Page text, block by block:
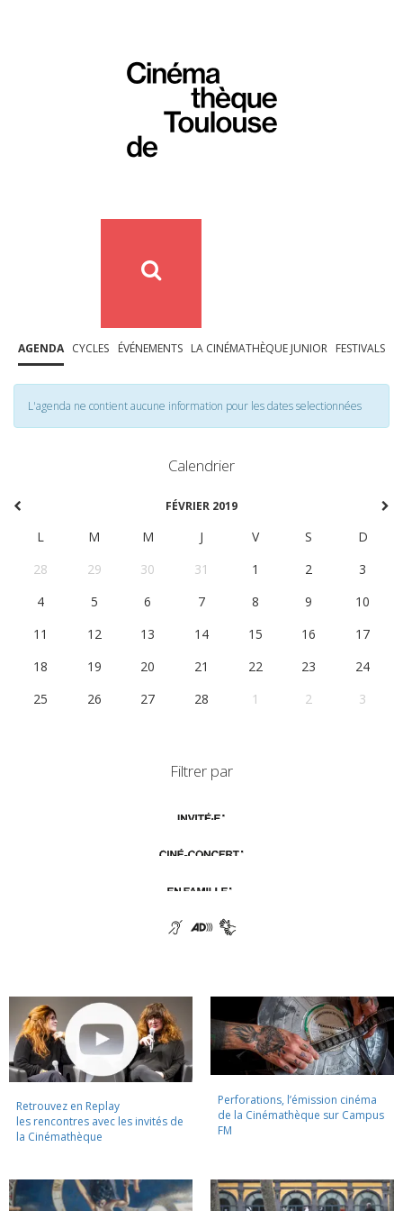
AGENDA CYCLES ÉVÉNEMENTS LA CINÉMATHÈQUE JUNIOR FESTIVALS
L'agenda ne contient aucune information pour les dates selectionnées
Calendrier
FÉVRIER 2019
L M M J V S
D
28
29 30 31 1 2
3
4
5 6 7 8 9
10
11
12 13 14 15 16
17
18
19 20 21 22 23
24
25
26 27 28 1 2 3
Filtrer par
Retrouvez en Replay
les rencontres avec les invités de
la Cinémathèque
Perforations, l’émission cinéma
de la Cinémathèque sur Campus
FM